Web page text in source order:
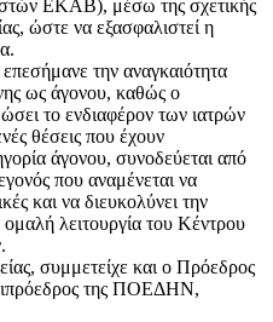
ΕΚΑΒ), μέσω της σχετικής
ώστε να εξασφαλιστεί η
την αναγκαιότητα
ως άγονου, καθώς ο
το ενδιαφέρον των ιατρών
θέσεις που έχουν
άγονου, συνοδεύεται από
που αναμένεται να
και να διευκολύνει την
λειτουργία του Κέντρου
συμμετείχε και ο Πρόεδρος
της ΠΟΕΔΗΝ,